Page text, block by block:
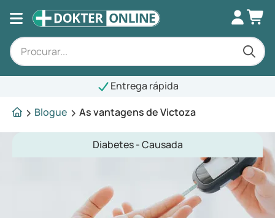
Entrega rápida
Blogue
As vantagens de Victoza
Diabetes - Causada